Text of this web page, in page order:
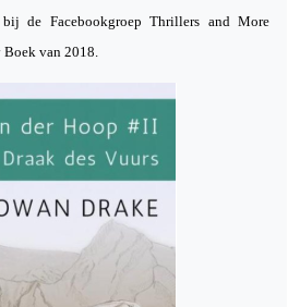
de Facebookgroep Thrillers and More
Boek van 2018.